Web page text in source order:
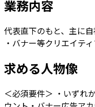
業務内容
代表直下のもと、主に
・バナー等クリエイテ
求める人物像
＜必須要件＞ ・いずれ